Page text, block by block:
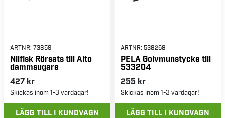
ARTNR: 73859
Nilfisk Rörsats till Alto
dammsugare
427 kr
Skickas inom 1-3 vardagar!
LÄGG TILL I KUNDVAGN
ARTNR: 538268
PELA Golvmunstycke till
533204
255 kr
Skickas inom 1-3 vardagar!
LÄGG TILL I KUNDVAGN